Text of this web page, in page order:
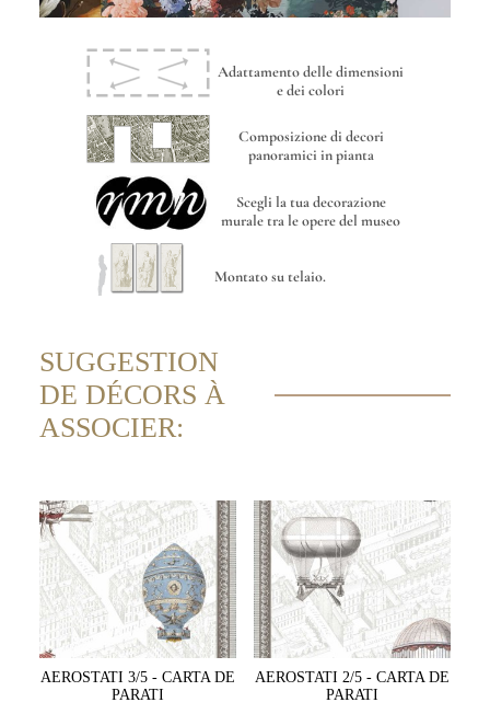
Adattamento delle dimensioni
e dei colori
Composizione di decori
panoramici in pianta
Scegli la tua decorazione
murale tra le opere del museo
Montato su telaio.
SUGGESTION
DE DÉCORS À
ASSOCIER:
AEROSTATI 3/5 - CARTA DE
PARATI
AEROSTATI 2/5 - CARTA DE
PARATI